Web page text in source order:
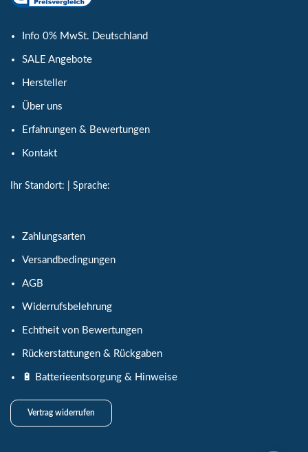
Info 0% MwSt. Deutschland
SALE Angebote
Hersteller
Über uns
Erfahrungen & Bewertungen
Kontakt
Ihr Standort: | Sprache:
Zahlungsarten
Versandbedingungen
AGB
Widerrufsbelehrung
Echtheit von Bewertungen
Rückerstattungen & Rückgaben
🔋 Batterieentsorgung & Hinweise
Vertrag widerrufen